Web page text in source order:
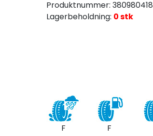
Produktnummer: 380980418
Lagerbeholdning: 0 stk
F F